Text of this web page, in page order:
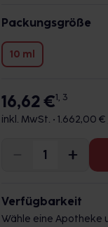
Packungsgröße
10 ml
16,62 €1, 3
inkl. MwSt. • 1.662,00 €
Verfügbarkeit
Wähle eine Apotheke